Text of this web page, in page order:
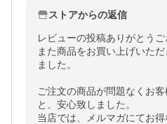
ストアからの返信
レビューの投稿ありがとうご
また商品をお買い上げいた
ました。
ご注文の商品が問題なくお
と、安心致しました。
当店では、メルマガにてお